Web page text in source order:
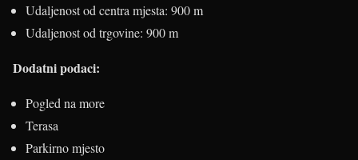
Udaljenost od centra mjesta: 900 m
Udaljenost od trgovine: 900 m
Dodatni podaci:
Pogled na more
Terasa
Parkirno mjesto